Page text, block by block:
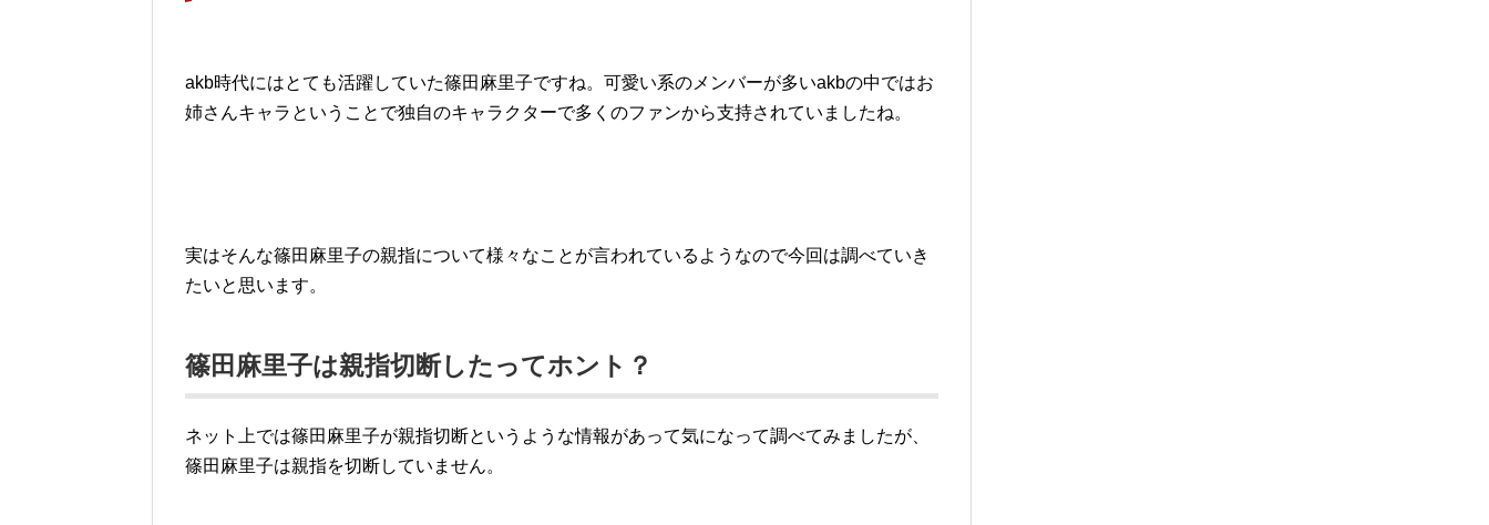
akb時代にはとても活躍していた篠田麻里子ですね。可愛い系のメンバーが多いakbの中ではお
姉さんキャラということで独自のキャラクターで多くのファンから支持されていましたね。
実はそんな篠田麻里子の親指について様々なことが言われているようなので今回は調べていき
たいと思います。
篠田麻里子は親指切断したってホント？
ネット上では篠田麻里子が親指切断というような情報があって気になって調べてみましたが、
篠田麻里子は親指を切断していません。